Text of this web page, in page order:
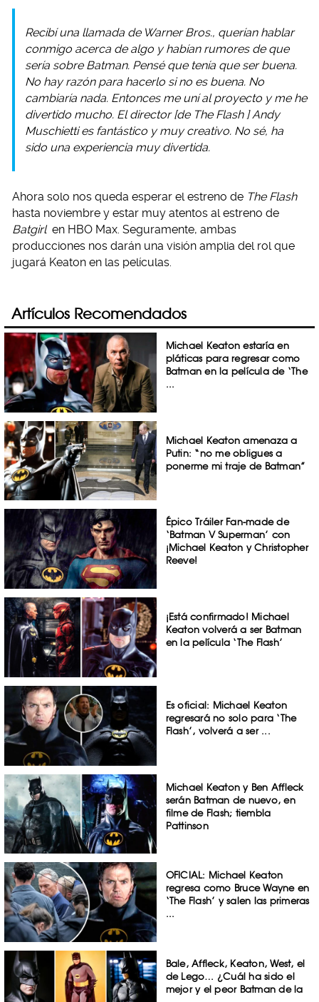
Recibí una llamada de Warner Bros., querían hablar
conmigo acerca de algo y habían rumores de que
sería sobre Batman. Pensé que tenía que ser buena.
No hay razón para hacerlo si no es buena. No
cambiaría nada. Entonces me uní al proyecto y me he
divertido mucho. El director [de The Flash ] Andy
Muschietti es fantástico y muy creativo. No sé, ha
sido una experiencia muy divertida.
Ahora solo nos queda esperar el estreno de The Flash
hasta noviembre y estar muy atentos al estreno de
Batgirl en HBO Max. Seguramente, ambas
producciones nos darán una visión amplia del rol que
jugará Keaton en las películas.
Artículos Recomendados
Michael Keaton estaría en
pláticas para regresar como
Batman en la película de ‘The
...
Michael Keaton amenaza a
Putin: “no me obligues a
ponerme mi traje de Batman”
Épico Tráiler Fan-made de
‘Batman V Superman’ con
¡Michael Keaton y Christopher
Reeve!
¡Está confirmado! Michael
Keaton volverá a ser Batman
en la película ‘The Flash’
Es oficial: Michael Keaton
regresará no solo para ‘The
Flash’, volverá a ser ...
Michael Keaton y Ben Affleck
serán Batman de nuevo, en
filme de Flash; tiembla
Pattinson
OFICIAL: Michael Keaton
regresa como Bruce Wayne en
‘The Flash’ y salen las primeras
...
Bale, Affleck, Keaton, West, el
de Lego… ¿Cuál ha sido el
mejor y el peor Batman de la